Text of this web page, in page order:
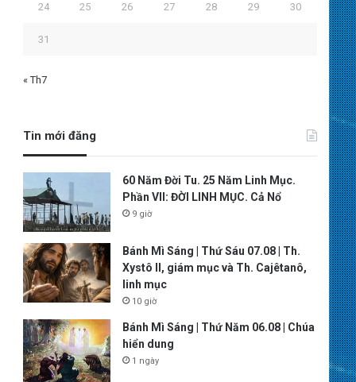
24 25 26 27 28 29 30
31
« Th7
Tin mới đăng
60 Năm Đời Tu. 25 Năm Linh Mục.
Phần VII: ĐỜI LINH MỤC. Cả Nổ
9 giờ
Bánh Mì Sáng | Thứ Sáu 07.08 | Th.
Xystô II, giám mục và Th. Cajêtanô,
linh mục
10 giờ
Bánh Mì Sáng | Thứ Năm 06.08 | Chúa
hiển dung
1 ngày